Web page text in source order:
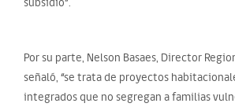
Por su parte, Nelson Basaes, Director
señaló, “se trata de proyectos
integrados que no segregan a familias